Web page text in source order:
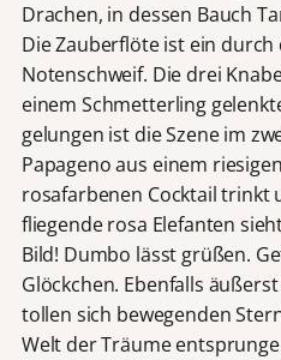
Drachen, in dessen Bauch
Die Zauberflöte ist ein
Notenschweif. Die drei
einem Schmetterling
gelungen ist die Szene im
Papageno aus einem
rosafarbenen Cocktail trinkt
fliegende rosa Elefanten
Bild! Dumbo lässt grüßen.
Glöckchen. Ebenfalls
tollen sich bewegenden
Welt der Träume